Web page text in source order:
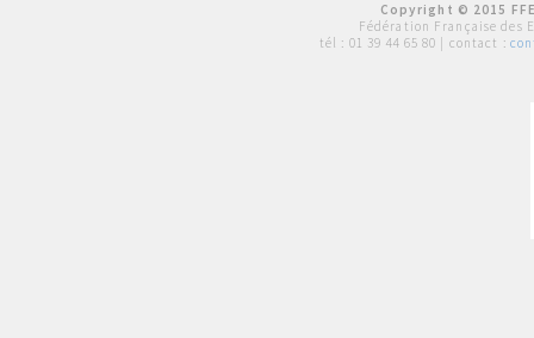
Copyright © 2015
Fédération Française des
tél : 01 39 44 65 80 | contact :